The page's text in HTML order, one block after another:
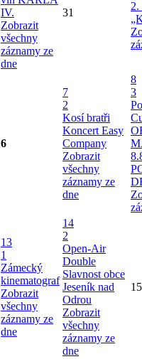
IV.
Zobrazit
všechny
záznamy ze
dne
31
2.
6
7
2
Kosí bratři
Koncert Easy
Company
Zobrazit
všechny
záznamy ze
dne
8
3
13
1
Zámecký
kinematograf
Zobrazit
všechny
záznamy ze
dne
14
2
Open-Air
Double
Slavnost obce
Jeseník nad
Odrou
Zobrazit
všechny
záznamy ze
dne
15